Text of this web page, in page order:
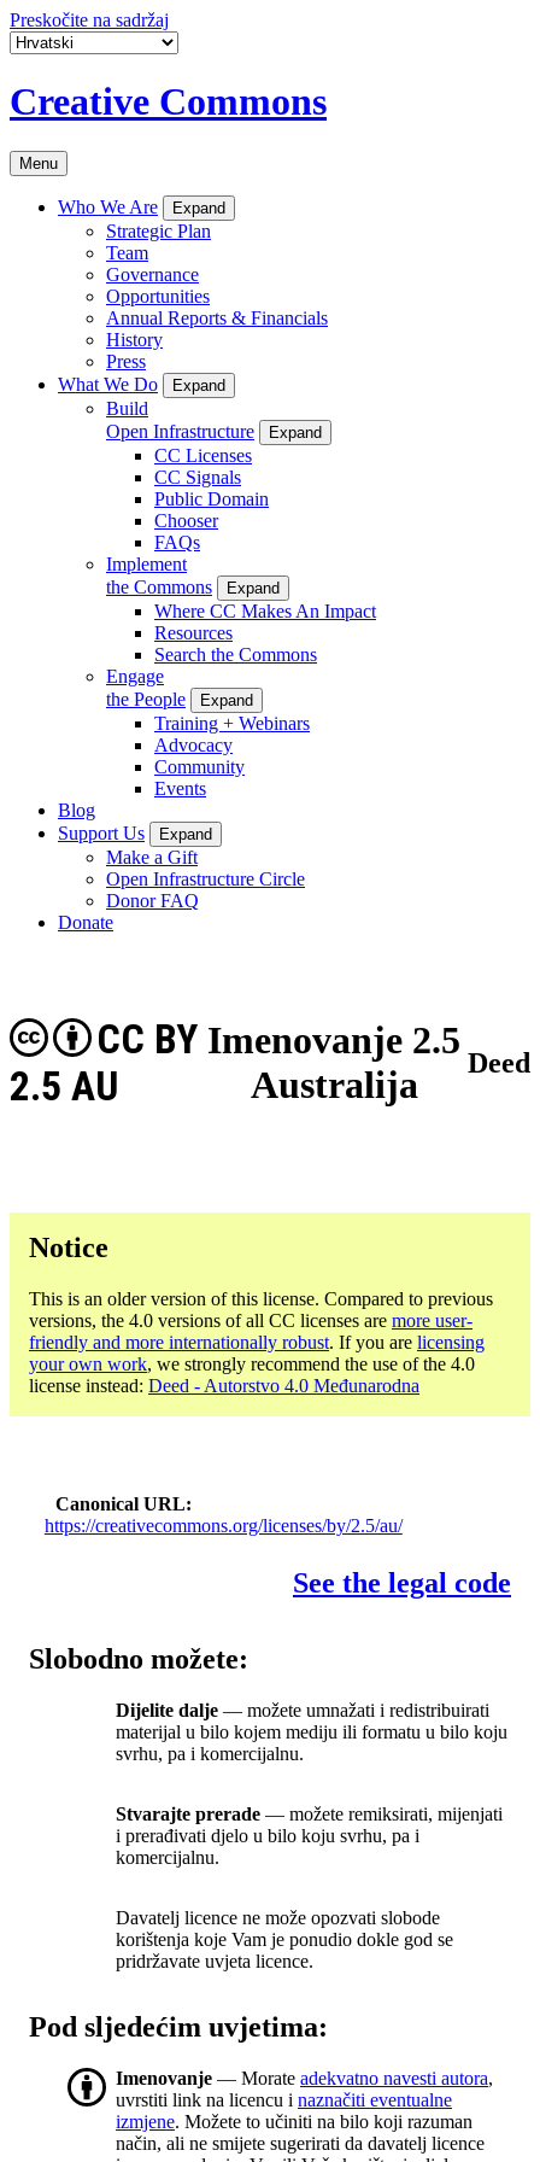
Preskočite na sadržaj
Creative Commons
Menu
Who We Are Expand
Strategic Plan
Team
Governance
Opportunities
Annual Reports & Financials
History
Press
What We Do
Expand
Build
Open Infrastructure
Expand
CC Licenses
CC Signals
Public Domain
Chooser
FAQs
Implement
the Commons
Expand
Where CC Makes An Impact
Resources
Search the Commons
Engage
the People
Expand
Training + Webinars
Advocacy
Community
Events
Blog
Support Us
Expand
Make a Gift
Open Infrastructure Circle
Donor FAQ
Donate
Imenovanje 2.5
Australija
CC BY
2.5 AU
Deed
Notice
This is an older version of this license. Compared to previous
versions, the 4.0 versions of all CC licenses are more user-
friendly and more internationally robust. If you are licensing
your own work, we strongly recommend the use of the 4.0
license instead: Deed - Autorstvo 4.0 Međunarodna
Canonical URL
https://creativecommons.org/licenses/by/2.5/au/
See the legal code
Slobodno možete:
Dijelite dalje — možete umnažati i redistribuirati
materijal u bilo kojem mediju ili formatu u bilo koju
svrhu, pa i komercijalnu.
Stvarajte prerade — možete remiksirati, mijenjati
i prerađivati djelo u bilo koju svrhu, pa i
komercijalnu.
Davatelj licence ne može opozvati slobode
korištenja koje Vam je ponudio dokle god se
pridržavate uvjeta licence.
Pod sljedećim uvjetima:
Imenovanje — Morate adekvatno navesti autora,
uvrstiti link na licencu i naznačiti eventualne
izmjene. Možete to učiniti na bilo koji razuman
način, ali ne smijete sugerirati da davatelj licence